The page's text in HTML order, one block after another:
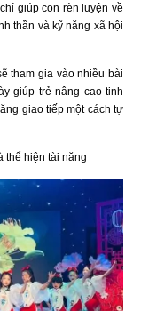
giúp con rèn luyện về
thần và kỹ năng xã hội
tham gia vào nhiều bài
giúp trẻ nâng cao tinh
giao tiếp một cách tự
thể hiện tài năng